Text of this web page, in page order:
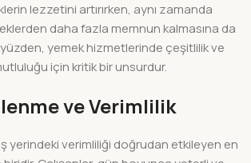
lezzetini artırırken, aynı zamanda
daha fazla memnun kalmasına da
yüzden, yemek hizmetlerinde çeşitlilik ve
için kritik bir unsurdur.
ve Verimlilik
yerindeki verimliliği doğrudan etkileyen en